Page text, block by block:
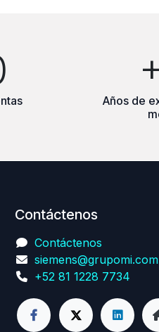
Años de
Contáctenos
Contáctenos
+52 81 1228 7734